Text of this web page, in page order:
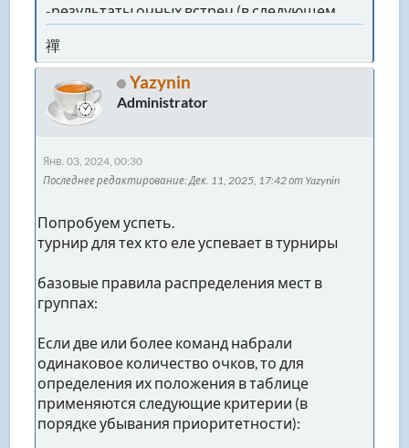
-результаты очных встреч (в следующем
приоритете: число набранных очков в
очных встречах, разница мячей в очных
встречах, количество забитых мячей в
очных встречах)
- общая разница забитых и пропущенных
мячей,
- общее количество забитых мячей,
- если и рейтинги совпадают, то смотрим
число очков в национальном чемпионете
- если и это совпадет, то смотрим разницу
мячей.
для сорных. (команды из одной группы
могут встретится только в финале)
禪
Yazynin
Administrator
Янв. 03, 2024, 00:30
Последнее редактирование: Дек. 11, 2025, 17:42 от Yazynin
Попробуем успеть.
турнир для тех кто еле успевает в турниры
базовые правила распределения мест в
группах:
Если две или более команд набрали
одинаковое количество очков, то для
определения их положения в таблице
применяются следующие критерии (в
порядке убывания приоритетности):